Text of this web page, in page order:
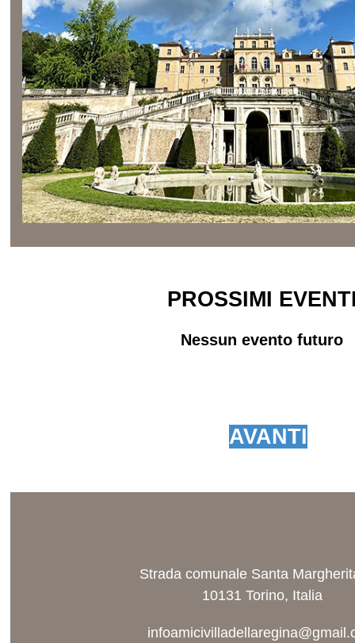
PROSSIMI
Nessun evento futuro
AVANTI
Strada comunale Santa
10131 Torino, Italia